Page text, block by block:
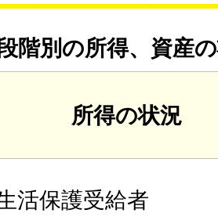
階別の所得、資産
所得の状況
活保護受給者